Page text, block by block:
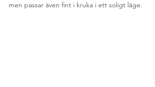
men passar även fint i kruka i ett soligt läge.